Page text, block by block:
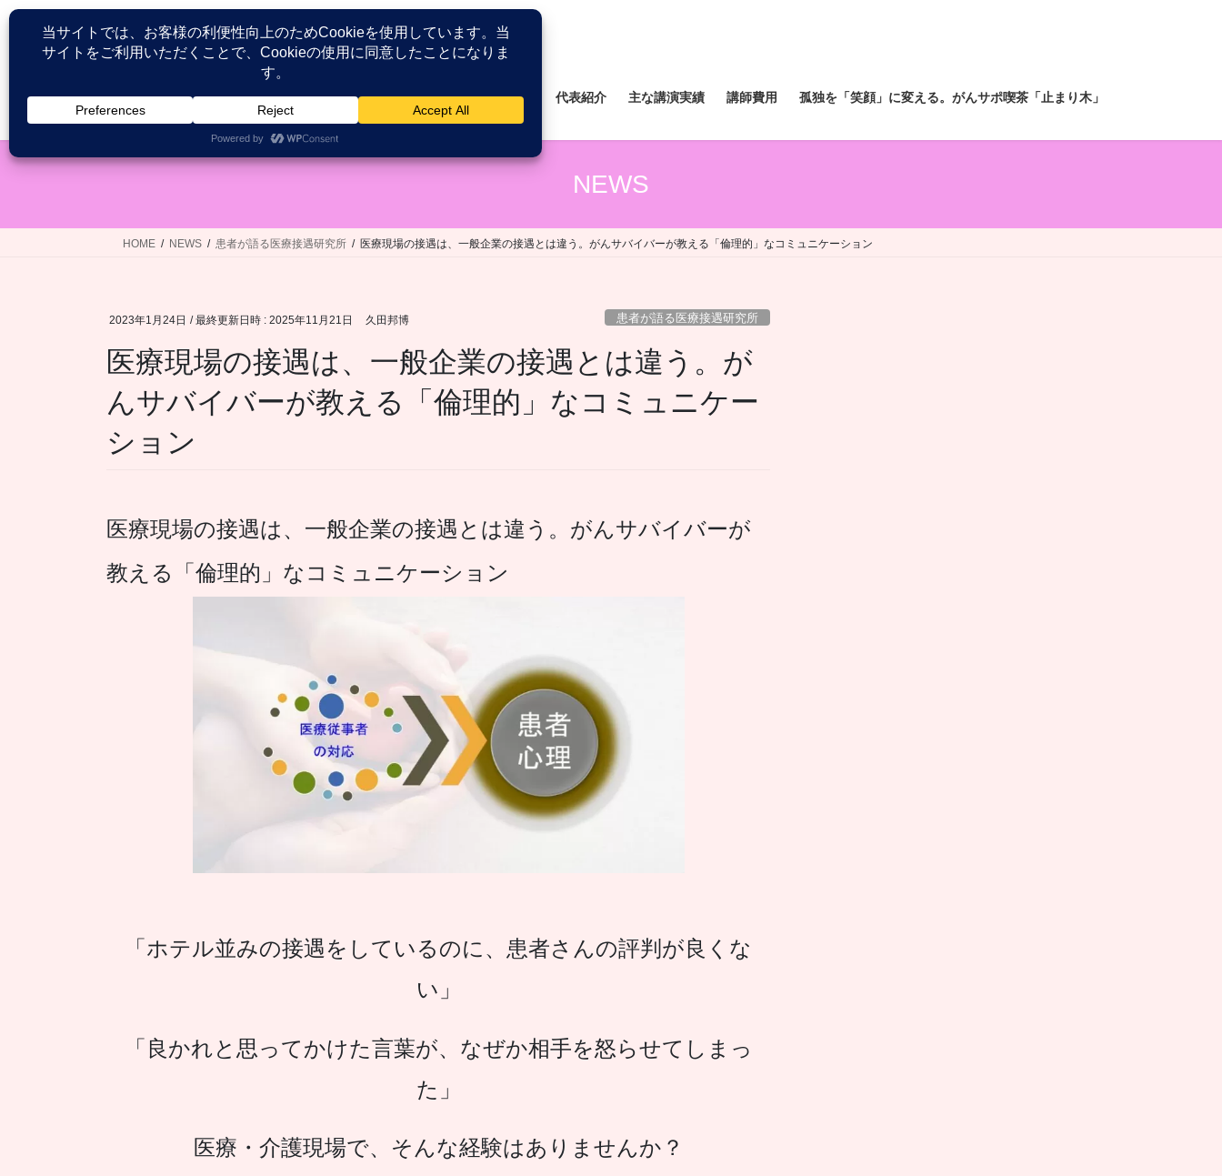
コ
ス
キ
ナ
ン
に
HOME 患者が語る医療接遇研究所 薬剤師研修研究所 代表紹介 主な講演実績 講師費用 孤独を「笑顔」に変える。がんサポ喫茶「止まり木」
NEWS
HOME NEWS 患者が語る医療接遇研究所 医療現場の接遇は、一般企業の接遇とは違う。がんサバイバーが教える「倫理的」なコミュニケーション
2023年1月24日 / 最終更新日時 : 2025年11月21日 久田邦博 患者が語る医療接遇研究所
医療現場の接遇は、一般企業の接遇とは違う。が
んサバイバーが教える「倫理的」なコミュニケー
ション
医療現場の接遇は、一般企業の接遇とは違う。がんサバイバーが
教える「倫理的」なコミュニケーション
「ホテル並みの接遇をしているのに、患者さんの評判が良くな
い」
「良かれと思ってかけた言葉が、なぜか相手を怒らせてしまっ
た」
医療・介護現場で、そんな経験はありませんか？